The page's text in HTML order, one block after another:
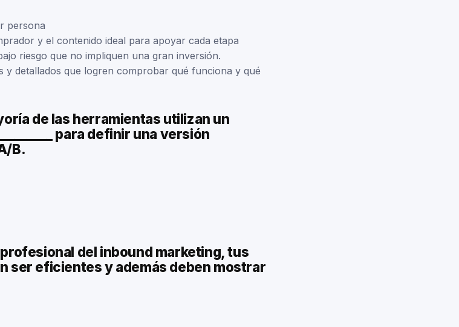
persona
y el contenido ideal para apoyar cada etapa
riesgo que no impliquen una gran inversión.
y detallados que logren comprobar qué funciona y qué
de las herramientas utilizan un
para definir una versión
B.
del inbound marketing, tus
ser eficientes y además deben mostrar